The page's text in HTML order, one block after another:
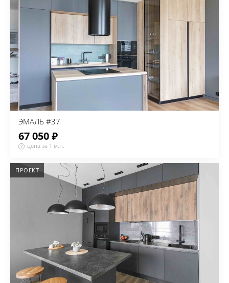
ЭМАЛЬ #37
67 050 ₽
цена за 1 м.п.
ПРОЕКТ